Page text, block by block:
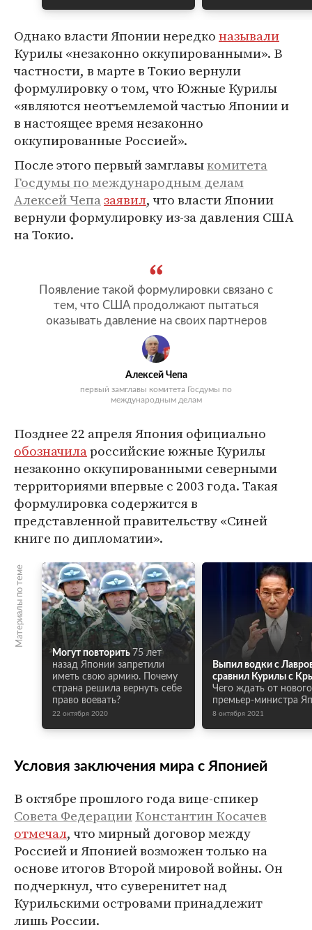
Однако власти Японии нередконазывали
Курилы «незаконно оккупированными». В
частности, в марте в Токио вернули
формулировку о том, что Южные Курилы
«являются неотъемлемой частью Японии и
в настоящее время незаконно
оккупированные Россией».
После этого первый замглавыкомитета
Госдумы по международным делам
Алексей Чепазаявил, что власти Японии
вернули формулировку из-за давления США
на Токио.
Появление такой формулировки связано с
тем, что США продолжают пытаться
оказывать давление на своих партнеров
Алексей Чепа
первый замглавы комитета Госдумы по
международным делам
Позднее 22 апреля Япония официально
обозначилароссийские южные Курилы
незаконно оккупированными северными
территориями впервые с 2003 года. Такая
формулировка содержится в
представленной правительству «Синей
книге по дипломатии».
Материалы по теме
Могут повторить 75 лет
назад Японии запретили
иметь свою армию. Почему
страна решила вернуть себе
право воевать?
22 октября 2020
Выпил водки с
сравнил Курилы с
Чего ждать от нового
премьер-министра
8 октября 2021
Условия заключения мира с Японией
В октябре прошлого года вице-спикер
Совета ФедерацииКонстантин Косачев
отмечал, что мирный договор между
Россией и Японией возможен только на
основе итогов Второй мировой войны. Он
подчеркнул, что суверенитет над
Курильскими островами принадлежит
лишь России.